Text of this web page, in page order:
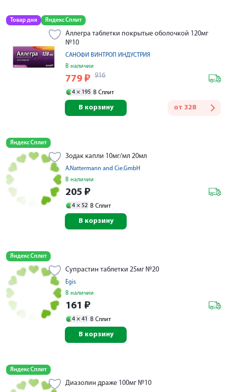
Товар дня Яндекс Сплит
Аллегра таблетки покрытые оболочкой 120мг
№10
САНОФИ ВИНТРОП ИНДУСТРИЯ
В наличии
779 ₽ 916
4 × 195 В Сплит
от 328
В корзину
Яндекс Сплит
Зодак капли 10мг/мл 20мл
A.Nattermann and Cie.GmbH
В наличии
205 ₽
4 × 52 В Сплит
В корзину
Яндекс Сплит
Супрастин таблетки 25мг №20
Egis
В наличии
161 ₽
4 × 41 В Сплит
В корзину
Яндекс Сплит
Диазолин драже 100мг №10